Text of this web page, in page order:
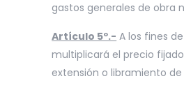
gastos generales de obra
Artículo 5º.- A los fines
multiplicará el precio
extensión o libramiento